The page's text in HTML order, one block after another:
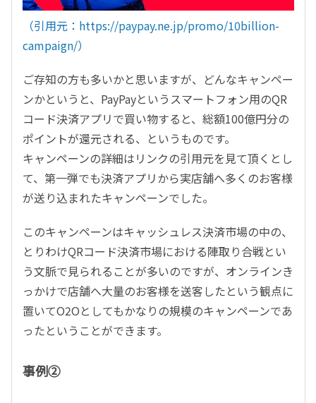
（引用元：https://paypay.ne.jp/promo/10billion-
campaign/）
ご存知の方も多いかと思いますが、どんなキャンペー
ンかというと、PayPayというスマートフォン用のQR
コード決済アプリで買い物すると、総額100億円分の
ポイントが還元される、というものです。
キャンペーンの詳細はリンクの引用元を見て頂くとし
て、第一弾でも決済アプリから実店舗へ多くのお客様
が送り込まれたキャンペーンでした。
このキャンペーンはキャッシュレス決済市場の中の、
とりわけQRコード決済市場における陣取り合戦とい
う文脈で見られることが多いのですが、オンラインき
っかけで店舗へ大量のお客様を送客したという観点に
置いてO2Oとしてもかなりの規模のキャンペーンであ
ったということができます。
事例②